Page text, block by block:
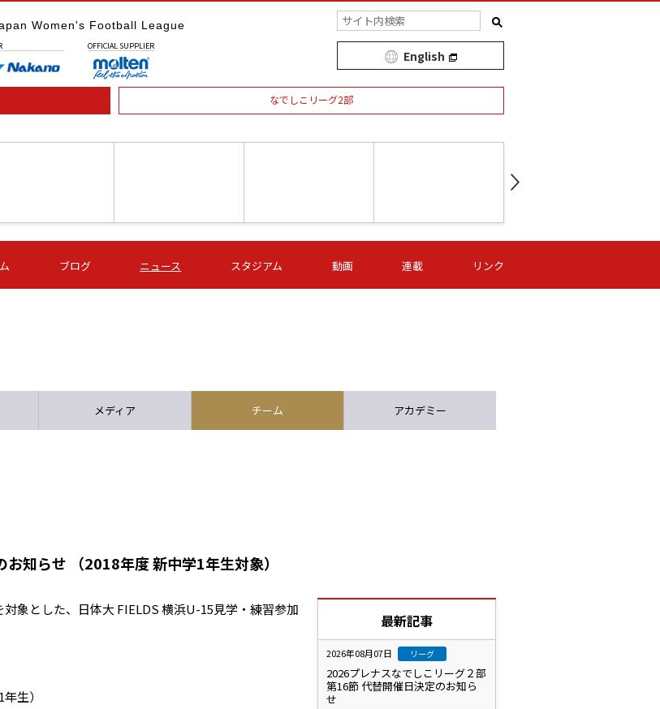
Women's Football League
OFFICIAL SUPPLIER
English
なでしこリーグ2部
第16節 09/05 (土) 16:00
ＡＧＦ
-
いちご
-
第16節 09/06 (日) 15:00
-
第16節 09/06 (日) 15:00
- -
ブログ ニュース スタジアム 動画 連載 リンク
メディア チーム アカデミー
知らせ （2018年度 新中学1年生対象）
象とした、日体大 FIELDS 横浜U-15見学・練習参加
生）
最新記事
2026年08月07日 リーグ
2026プレナスなでしこリーグ２部
第16節 代替開催日決定のお知ら
せ